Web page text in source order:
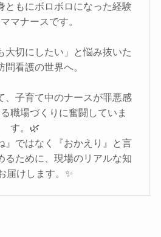
ともにボロボロになった経験
マナースです。
大切にしたい」と悩み抜いた
問看護の世界へ。
、子育て中のナースが罪悪感
職場づくりに奮闘していま
す。🌿
』ではなく『おかえり』と言
るために、現場のリアルな知
届けします。✨